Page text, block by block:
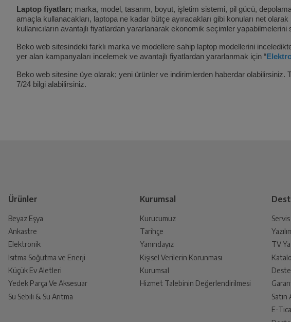
Laptop fiyatları; marka, model, tasarım, boyut, işletim sistemi, pil gücü,
amaçla kullanacakları, laptopa ne kadar bütçe ayıracakları gibi konuları net
kullanıcıların avantajlı fiyatlardan yararlanarak ekonomik seçimler yapabilmelerini
Beko web sitesindeki farklı marka ve modellere sahip laptop modellerini
yer alan kampanyaları incelemek ve avantajlı fiyatlardan yararlanmak için “
Beko web sitesine üye olarak; yeni ürünler ve indirimlerden haberdar olabilirsiniz.
7/24 bilgi alabilirsiniz.
Ürünler
Beyaz Eşya
Ankastre
Elektronik
Isıtma Soğutma ve Enerji
Küçük Ev Aletleri
Yedek Parça Ve Aksesuar
Su Sebili & Su Arıtma
Kurumsal
Kurucumuz
Tarihçe
Yanındayız
Kişisel Verilerin Korunması
Kurumsal
Hizmet Talebinin Değerlendirilmesi
TV
Satın
E-